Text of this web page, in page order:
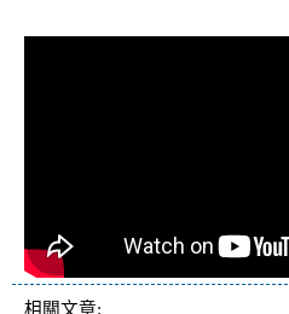
相關文章: